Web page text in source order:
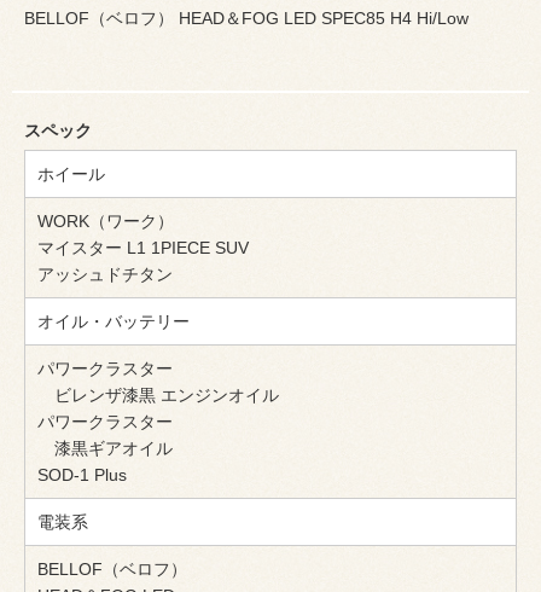
BELLOF（ベロフ） HEAD＆FOG LED SPEC85 H4 Hi/Low
スペック
ホイール
WORK（ワーク）
マイスター L1 1PIECE SUV
アッシュドチタン
オイル・バッテリー
パワークラスター
ビレンザ漆黒 エンジンオイル
パワークラスター
漆黒ギアオイル
SOD-1 Plus
電装系
BELLOF（ベロフ）